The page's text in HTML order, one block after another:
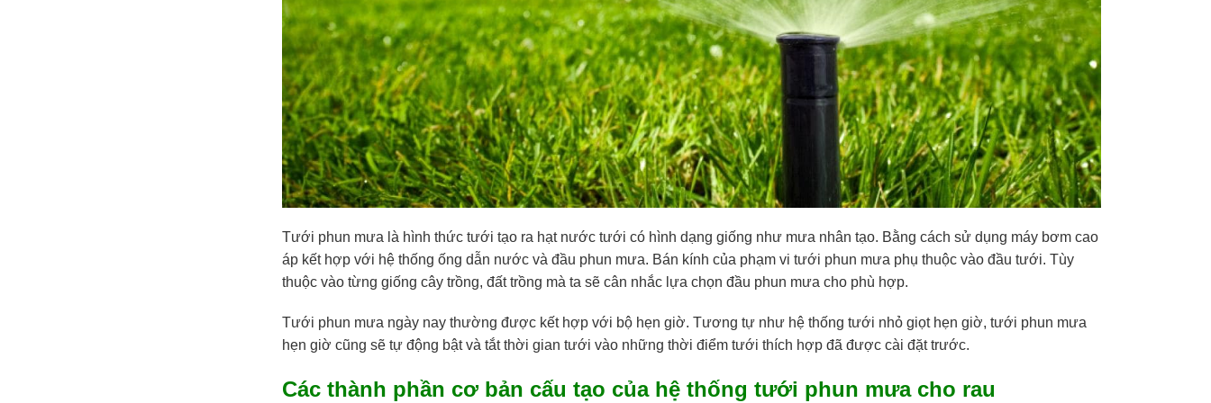
Tưới phun mưa là hình thức tưới tạo ra hạt nước tưới có hình dạng giống như mưa nhân tạo. Bằng cách sử dụng máy bơm cao
áp kết hợp với hệ thống ống dẫn nước và đầu phun mưa. Bán kính của phạm vi tưới phun mưa phụ thuộc vào đầu tưới. Tùy
thuộc vào từng giống cây trồng, đất trồng mà ta sẽ cân nhắc lựa chọn đầu phun mưa cho phù hợp.
Tưới phun mưa ngày nay thường được kết hợp với bộ hẹn giờ. Tương tự như hệ thống tưới nhỏ giọt hẹn giờ, tưới phun mưa
hẹn giờ cũng sẽ tự động bật và tắt thời gian tưới vào những thời điểm tưới thích hợp đã được cài đặt trước.
Các thành phần cơ bản cấu tạo của hệ thống tưới phun mưa cho rau